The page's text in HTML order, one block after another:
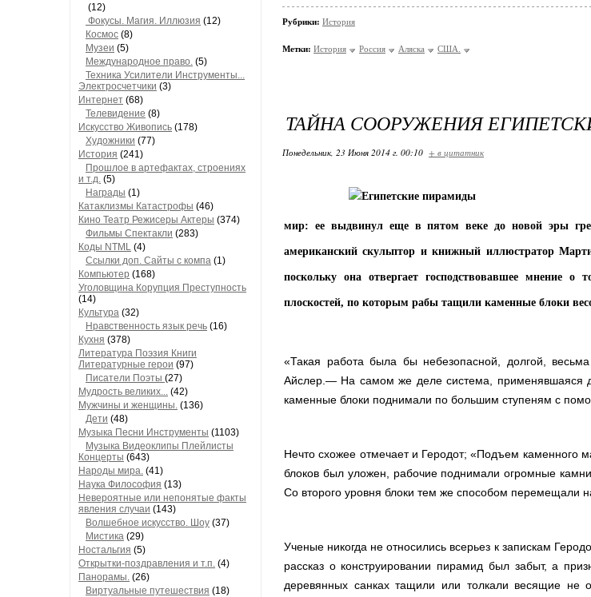
(12)
Фокусы. Магия. Иллюзия (12)
Космос (8)
Музеи (5)
Международное право. (5)
Техника Усилители Инструменты...
Электросчетчики (3)
Интернет (68)
Телевидение (8)
Искусство Живопись (178)
Художники (77)
История (241)
Прошлое в артефактах, строениях
и т.д. (5)
Награды (1)
Катаклизмы Катастрофы (46)
Кино Театр Режисеры Актеры (374)
Фильмы Спектакли (283)
Коды NTML (4)
Ссылки доп. Сайты с компа (1)
Компьютер (168)
Уголовщина Корупция Преступность
(14)
Культура (32)
Нравственность язык речь (16)
Кухня (378)
Литература Поэзия Книги
Литературные герои (97)
Писатели Поэты (27)
Мудрость великих... (42)
Мужчины и женщины. (136)
Дети (48)
Музыка Песни Инструменты (1103)
Музыка Видеоклипы Плейлисты
Концерты (643)
Народы мира. (41)
Наука Философия (13)
Невероятные или непонятые факты
явления случаи (143)
Волшебное искусство. Шоу (37)
Мистика (29)
Ностальгия (5)
Открытки-поздравления и т.п. (4)
Панорамы. (26)
Виртуальные путешествия (18)
Рубрики: История
Метки: История Россия Аляска США.
ТАЙНА СООРУЖЕНИЯ
Понедельник, 23 Июня 2014 г. 00:10 + в цитатник
Новая
мир: ее выдвинул еще в пятом веке до новой эры
американский скульптор и книжный иллюстратор
поскольку она отвергает господствовавшее мнение
плоскостей, по которым рабы тащили каменные блоки
«Такая работа была бы небезопасной, долгой,
Айслер.— На самом же деле система, применявшаяся
каменные блоки поднимали по большим ступеням с
Нечто схожее отмечает и Геродот; «Подъем каменного
блоков был уложен, рабочие поднимали огромные
Со второго уровня блоки тем же способом перемещали
Ученые никогда не относились всерьез к запискам
рассказ о конструировании пирамид был забыт, а
деревянных санках тащили или толкали весящие не